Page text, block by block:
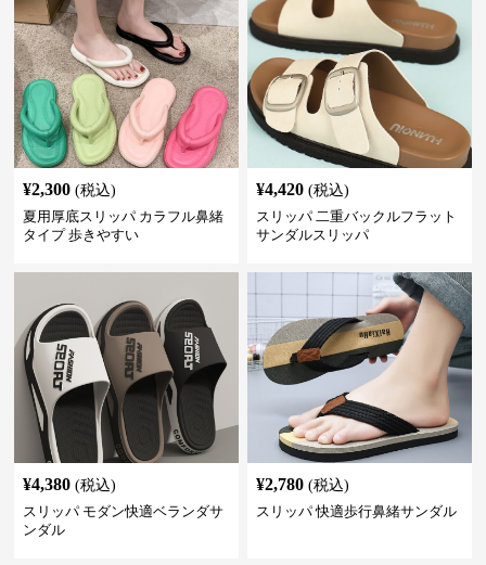
¥2,300 (税込)
夏用厚底スリッパ カラフル鼻緒
タイプ 歩きやすい
¥4,420 (税込)
スリッパ 二重バックルフラット
サンダルスリッパ
¥4,380 (税込)
スリッパ モダン快適ベランダサ
ンダル
¥2,780 (税込)
スリッパ 快適歩行鼻緒サンダル